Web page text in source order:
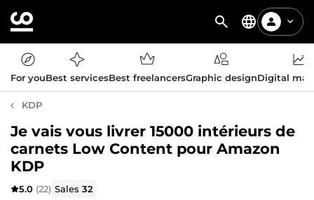
For youBest servicesBest freelancersGraphic designDigital
KDP
Je vais vous livrer 15000 intérieurs de
carnets Low Content pour Amazon
KDP
5.0 (22) Sales32